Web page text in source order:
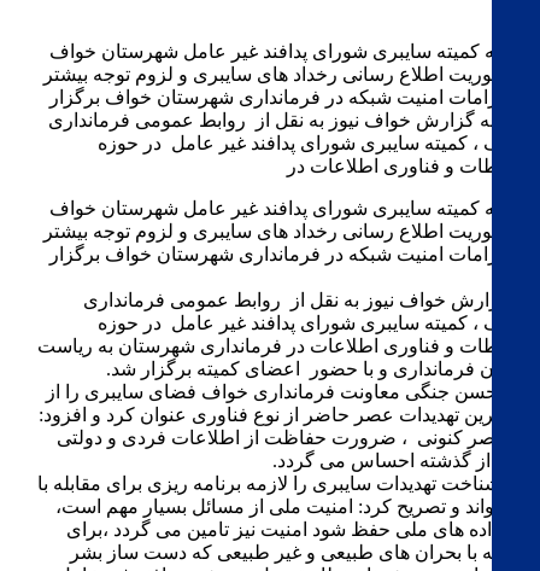
جلسه کمیته سایبری شورای پدافند غیر عامل شهرستان خواف
با محوریت اطلاع رسانی رخداد های سایبری و لزوم توجه بیشتر
به الزامات امنیت شبکه در فرمانداری شهرستان خواف برگزار
شد. به گزارش خواف نیوز به نقل از روابط عمومی فرمانداری
خواف ، کمیته سایبری شورای پدافند غیر عامل در حوزه
ارتباطات و فناوری اطلاعات در
جلسه کمیته سایبری شورای پدافند غیر عامل شهرستان خواف
با محوریت اطلاع رسانی رخداد های سایبری و لزوم توجه بیشتر
به الزامات امنیت شبکه در فرمانداری شهرستان خواف برگزار
به گزارش خواف نیوز به نقل از روابط عمومی فرمانداری
خواف ، کمیته سایبری شورای پدافند غیر عامل در حوزه
ارتباطات و فناوری اطلاعات در فرمانداری شهرستان به ریاست
معاون فرمانداری و با حضور اعضای کمیته برگزار شد.
غلامحسن جنگی معاونت فرمانداری خواف فضای سایبری را از
مهمترین تهدیدات عصر حاضر از نوع فناوری عنوان کرد و افزود:
در عصر کنونی ، ضرورت حفاظت از اطلاعات فردی و دولتی
بیش از گذشته احساس می گردد.
وی شناخت تهدیدات سایبری را لازمه برنامه ریزی برای مقابله با
آن خواند و تصریح کرد: امنیت ملی از مسائل بسیار مهم است،
اگر داده های ملی حفظ شود امنیت نیز تامین می گردد ،برای
مقابله با بحران های طبیعی و غیر طبیعی که دست ساز بشر